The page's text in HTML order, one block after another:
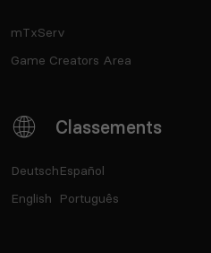
mTxServ
Game Creators Area
Classements
Deutsch
English
Español
Português